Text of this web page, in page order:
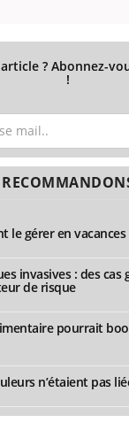
? Abonnez-
!
le gérer en vacances
invasives : des cas
de risque
pourrait
n’étaient pas